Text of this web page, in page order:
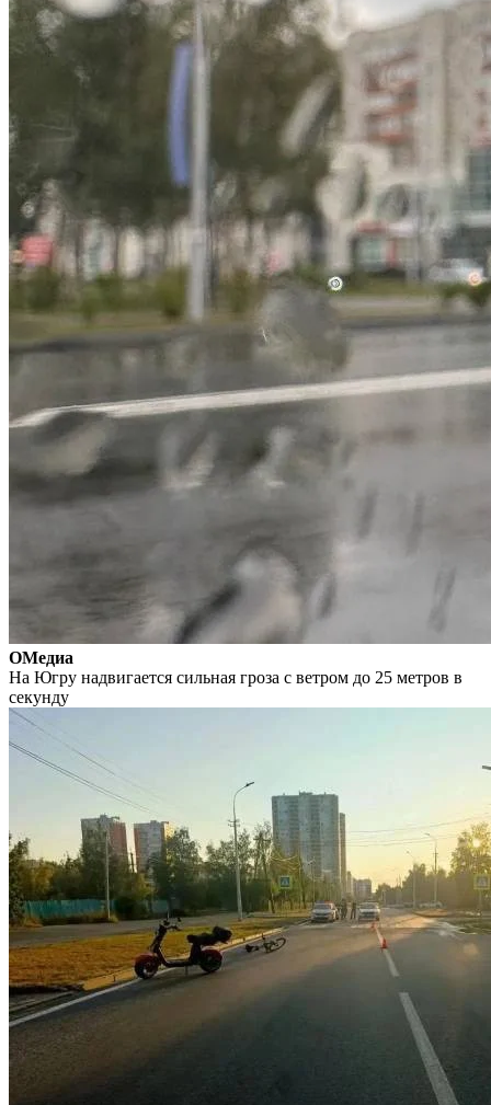
ОМедиа
На Югру надвигается сильная гроза с ветром до 25 метров в
секунду